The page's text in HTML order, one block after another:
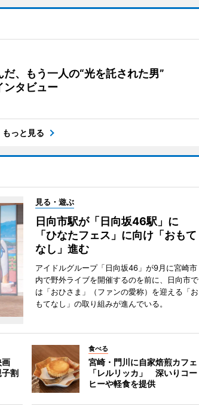
、もう一人の“光を託された男”
ンタビュー
もっと見る
見る・遊ぶ
日向市駅が「日向坂46駅」に
「ひなたフェス」に向け「おもて
なし」進む
アイドルグループ「日向坂46」が9月に宮崎市
内で野外ライブを開催するのを前に、日向市で
は「おひさま」（ファンの愛称）を迎える「お
もてなし」の取り組みが進んでいる。
割
食べる
宮崎・門川に自家焙煎カフェ
「レルリッカ」 深いりコー
ヒーや軽食を提供